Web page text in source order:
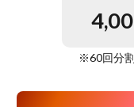
※60回分